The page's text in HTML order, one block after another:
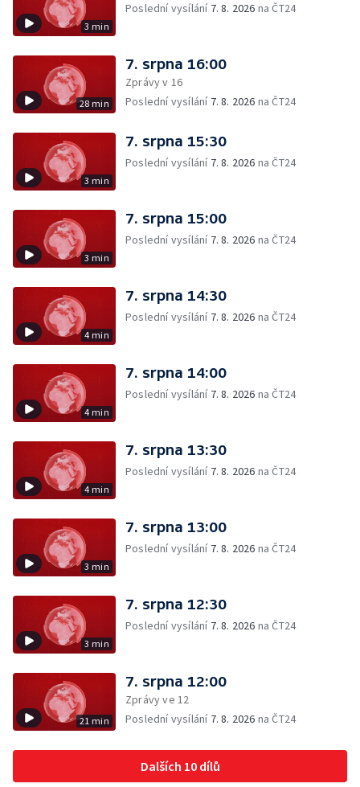
3 min
Poslední vysílání 7. 8. 2026 na ČT24
28 min
7. srpna 16:00
Zprávy v 16
Poslední vysílání 7. 8. 2026 na ČT24
3 min
7. srpna 15:30
Poslední vysílání 7. 8. 2026 na ČT24
3 min
7. srpna 15:00
Poslední vysílání 7. 8. 2026 na ČT24
4 min
7. srpna 14:30
Poslední vysílání 7. 8. 2026 na ČT24
4 min
7. srpna 14:00
Poslední vysílání 7. 8. 2026 na ČT24
4 min
7. srpna 13:30
Poslední vysílání 7. 8. 2026 na ČT24
3 min
7. srpna 13:00
Poslední vysílání 7. 8. 2026 na ČT24
3 min
7. srpna 12:30
Poslední vysílání 7. 8. 2026 na ČT24
21 min
7. srpna 12:00
Zprávy ve 12
Poslední vysílání 7. 8. 2026 na ČT24
Dalších 10 dílů